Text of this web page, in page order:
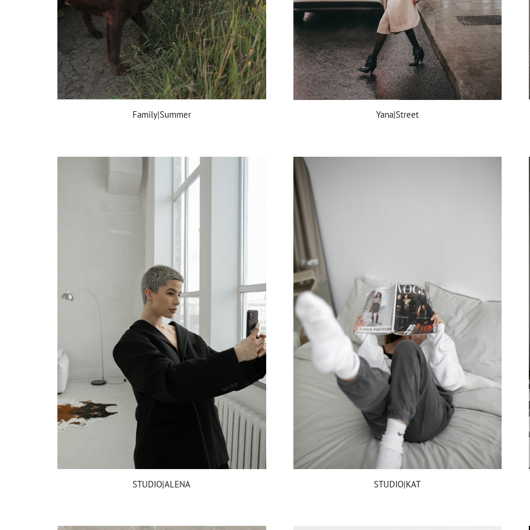
Family|Summer Yana|Street
STUDIO|ALENA STUDIO|KAT